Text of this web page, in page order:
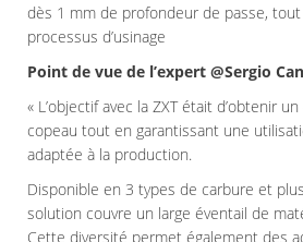
dès 1 mm de profondeur de passe,
processus d’usinage
Point de vue de l’expert @Sergio
« L’objectif avec la ZXT était d’obtenir
copeau tout en garantissant une
adaptée à la production.
Disponible en 3 types de carbure et
solution couvre un large éventail de
Cette diversité permet également des